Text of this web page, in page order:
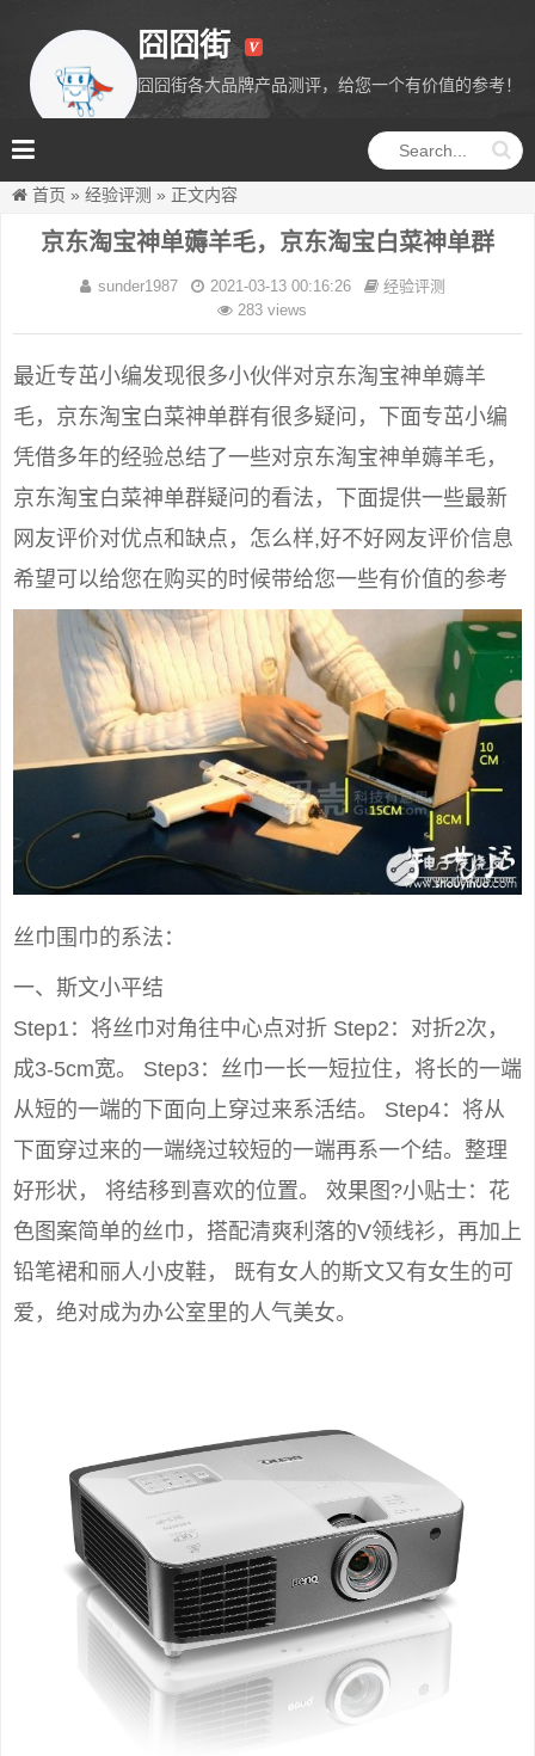
囧囧街
囧囧街各大品牌产品测评，给您一个有价值的参考！
首页 » 经验评测 » 正文内容
京东淘宝神单薅羊毛，京东淘宝白菜神单群
sunder1987 2021-03-13 00:16:26
经验评测
283 views
最近专茁小编发现很多小伙伴对京东淘宝神单薅羊
毛，京东淘宝白菜神单群有很多疑问，下面专茁小编
凭借多年的经验总结了一些对京东淘宝神单薅羊毛，
京东淘宝白菜神单群疑问的看法，下面提供一些最新
网友评价对优点和缺点，怎么样,好不好网友评价信息
希望可以给您在购买的时候带给您一些有价值的参考
丝巾围巾的系法：
一、斯文小平结
Step1：将丝巾对角往中心点对折 Step2：对折2次，
成3-5cm宽。 Step3：丝巾一长一短拉住，将长的一端
从短的一端的下面向上穿过来系活结。 Step4：将从
下面穿过来的一端绕过较短的一端再系一个结。整理
好形状， 将结移到喜欢的位置。 效果图?小贴士：花
色图案简单的丝巾，搭配清爽利落的V领线衫，再加上
铅笔裙和丽人小皮鞋， 既有女人的斯文又有女生的可
爱，绝对成为办公室里的人气美女。